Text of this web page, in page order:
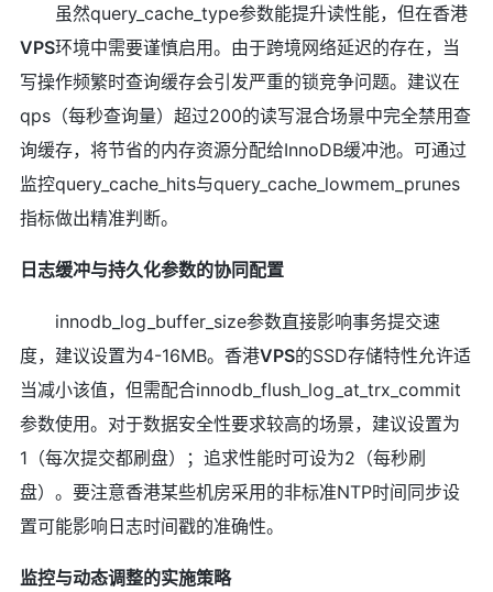
虽然query_cache_type参数能提升读性能，但在香港
VPS环境中需要谨慎启用。由于跨境网络延迟的存在，当
写操作频繁时查询缓存会引发严重的锁竞争问题。建议在
qps（每秒查询量）超过200的读写混合场景中完全禁用查
询缓存，将节省的内存资源分配给InnoDB缓冲池。可通过
监控query_cache_hits与query_cache_lowmem_prunes
指标做出精准判断。
日志缓冲与持久化参数的协同配置
innodb_log_buffer_size参数直接影响事务提交速
度，建议设置为4-16MB。香港VPS的SSD存储特性允许适
当减小该值，但需配合innodb_flush_log_at_trx_commit
参数使用。对于数据安全性要求较高的场景，建议设置为
1（每次提交都刷盘）；追求性能时可设为2（每秒刷
盘）。要注意香港某些机房采用的非标准NTP时间同步设
置可能影响日志时间戳的准确性。
监控与动态调整的实施策略